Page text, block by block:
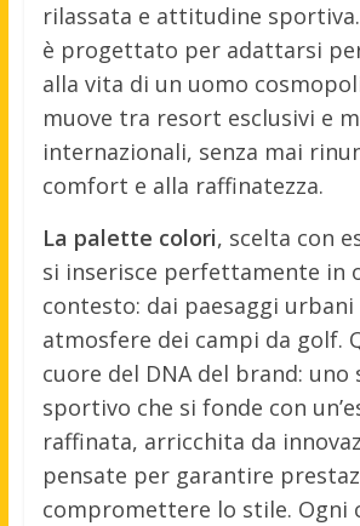
rilassata e attitudine
è progettato per adattarsi
alla vita di un uomo
muove tra resort esclusivi e
internazionali, senza mai
comfort e alla raffinatezza.
La palette colori, scelta con
si inserisce perfettamente in
contesto: dai paesaggi
atmosfere dei campi da golf.
cuore del DNA del brand:
sportivo che si fonde con
raffinata, arricchita da
pensate per garantire
compromettere lo stile. Ogni